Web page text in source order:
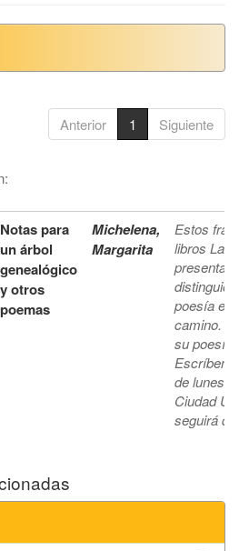
Anterior 1 Siguiente
Notas para
un árbol
genealógico
y otros
poemas
Michelena,
Margarita
Estos
libros
distinguió
poesía es
camino.
su poesía,
de lunes
Ciudad
seguirá